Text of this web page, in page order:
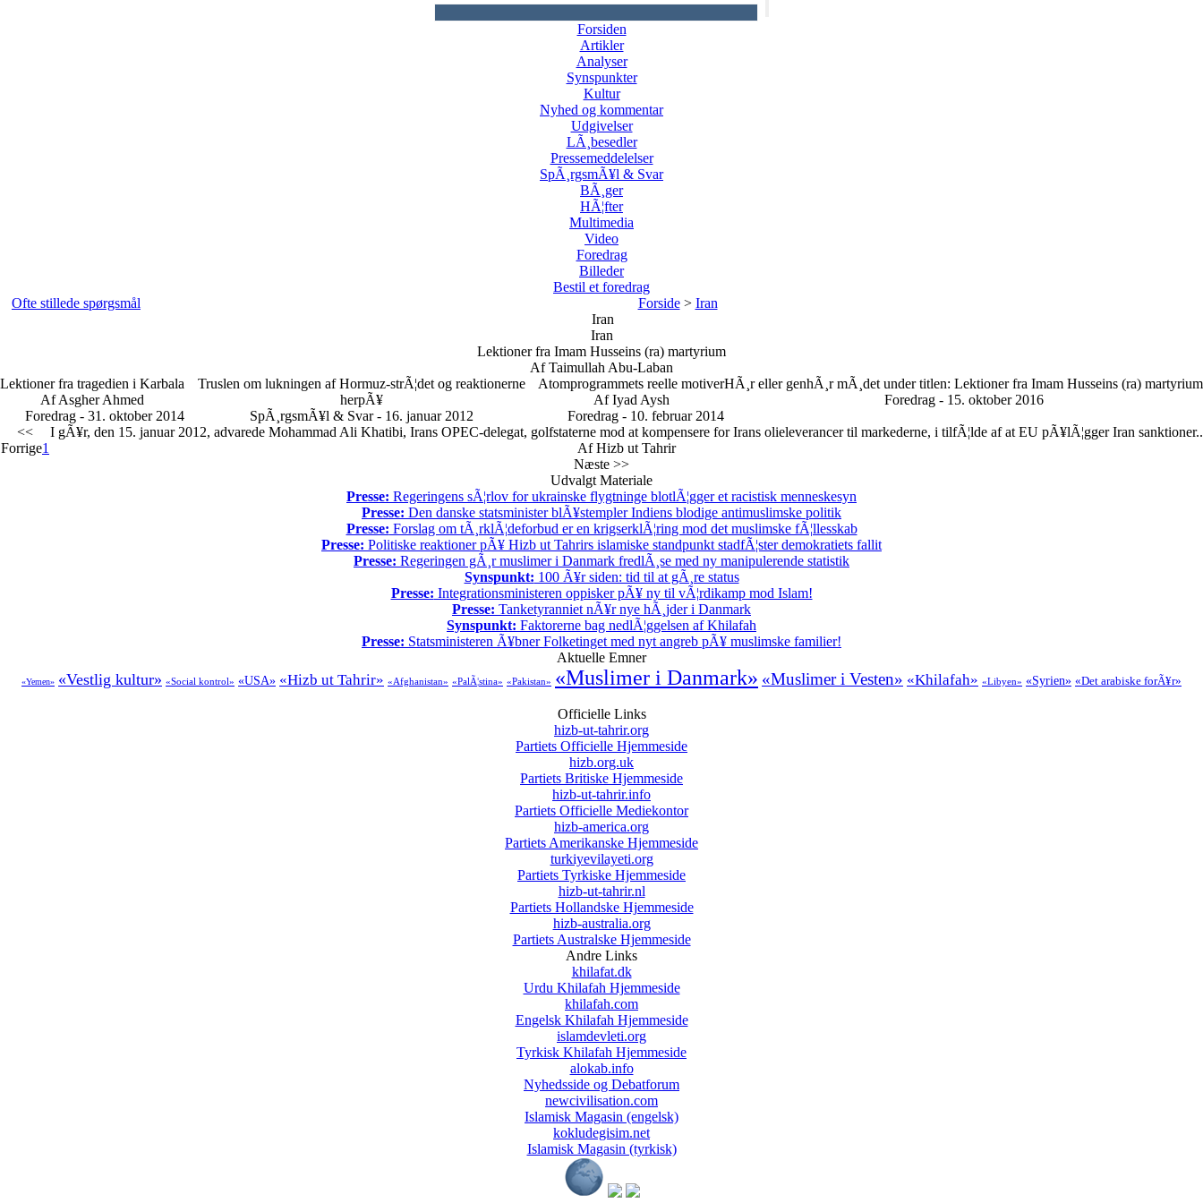
Forsiden
Artikler
Analyser
Synspunkter
Kultur
Nyhed og kommentar
Udgivelser
LÃ¸besedler
Pressemeddelelser
SpÃ¸rgsmÃ¥l & Svar
BÃ¸ger
HÃ¦fter
Multimedia
Video
Foredrag
Billeder
Bestil et foredrag
Ofte stillede spørgsmål
Forside> Iran
Iran
Iran
Lektioner fra Imam Husseins (ra) martyrium
Af Taimullah Abu-Laban
HÃ¸r eller genhÃ¸r mÃ¸det under titlen: Lektioner fra Imam Husseins (ra) martyrium
Foredrag - 15. oktober 2016
Lektioner fra tragedien i Karbala
Af Asgher Ahmed
Foredrag - 31. oktober 2014
Atomprogrammets reelle motiver
Af Iyad Aysh
Foredrag - 10. februar 2014
Truslen om lukningen af Hormuz-strÃ¦det og reaktionerne
herpÃ¥
SpÃ¸rgsmÃ¥l & Svar - 16. januar 2012
I gÃ¥r, den 15. januar 2012, advarede Mohammad Ali Khatibi, Irans OPEC-delegat, golfstaterne mod at kompensere for Irans olieleverancer til markederne, i tilfÃ¦lde af at EU pÃ¥lÃ¦gger Iran sanktioner..
Af Hizb ut Tahrir
<<
Forrige1
Næste >>
Udvalgt Materiale
Presse: Regeringens sÃ¦rlov for ukrainske flygtninge blotlÃ¦gger et racistisk menneskesyn
Presse: Den danske statsminister blÃ¥stempler Indiens blodige antimuslimske politik
Presse: Forslag om tÃ¸rklÃ¦deforbud er en krigserklÃ¦ring mod det muslimske fÃ¦llesskab
Presse: Politiske reaktioner pÃ¥ Hizb ut Tahrirs islamiske standpunkt stadfÃ¦ster demokratiets fallit
Presse: Regeringen gÃ¸r muslimer i Danmark fredlÃ¸se med ny manipulerende statistik
Synspunkt: 100 Ã¥r siden: tid til at gÃ¸re status
Presse: Integrationsministeren oppisker pÃ¥ ny til vÃ¦rdikamp mod Islam!
Presse: Tanketyranniet nÃ¥r nye hÃ¸jder i Danmark
Synspunkt: Faktorerne bag nedlÃ¦ggelsen af Khilafah
Presse: Statsministeren Ã¥bner Folketinget med nyt angreb pÃ¥ muslimske familier!
Aktuelle Emner
«Yemen» «Vestlig kultur» «Social kontrol» «USA» «Hizb ut Tahrir» «Afghanistan» «PalÃ¦stina» «Pakistan» «Muslimer i Danmark» «Muslimer i Vesten» «Khilafah» «Libyen» «Syrien» «Det arabiske forÃ¥r»
Officielle Links
hizb-ut-tahrir.org
Partiets Officielle Hjemmeside
hizb.org.uk
Partiets Britiske Hjemmeside
hizb-ut-tahrir.info
Partiets Officielle Mediekontor
hizb-america.org
Partiets Amerikanske Hjemmeside
turkiyevilayeti.org
Partiets Tyrkiske Hjemmeside
hizb-ut-tahrir.nl
Partiets Hollandske Hjemmeside
hizb-australia.org
Partiets Australske Hjemmeside
Andre Links
khilafat.dk
Urdu Khilafah Hjemmeside
khilafah.com
Engelsk Khilafah Hjemmeside
islamdevleti.org
Tyrkisk Khilafah Hjemmeside
alokab.info
Nyhedsside og Debatforum
newcivilisation.com
Islamisk Magasin (engelsk)
kokludegisim.net
Islamisk Magasin (tyrkisk)